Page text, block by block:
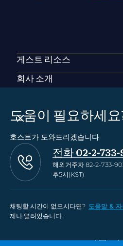
도움이 필요하세요
호스트가 도와드리겠습니다.
전화 02-2-
해외거주자 82-2-733-
후5시(KST)
채팅할 시간이 없으시다면? 도움말 &
제나 열려있습니다.
게스트 리소스
회사 소개
개인정보정
Manage Cookie
©